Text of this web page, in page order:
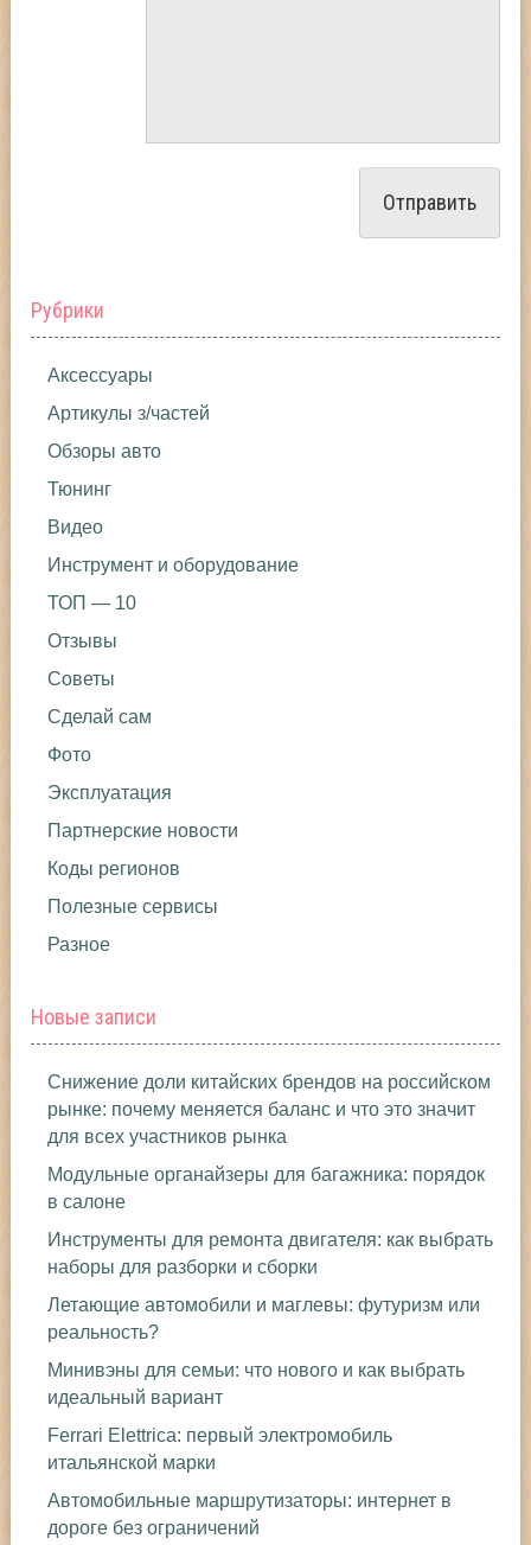
Рубрики
Аксессуары
Артикулы з/частей
Обзоры авто
Тюнинг
Видео
Инструмент и оборудование
ТОП — 10
Отзывы
Советы
Сделай сам
Фото
Эксплуатация
Партнерские новости
Коды регионов
Полезные сервисы
Разное
Новые записи
Снижение доли китайских брендов на российском
рынке: почему меняется баланс и что это значит
для всех участников рынка
Модульные органайзеры для багажника: порядок
в салоне
Инструменты для ремонта двигателя: как выбрать
наборы для разборки и сборки
Летающие автомобили и маглевы: футуризм или
реальность?
Минивэны для семьи: что нового и как выбрать
идеальный вариант
Ferrari Elettrica: первый электромобиль
итальянской марки
Автомобильные маршрутизаторы: интернет в
дороге без ограничений